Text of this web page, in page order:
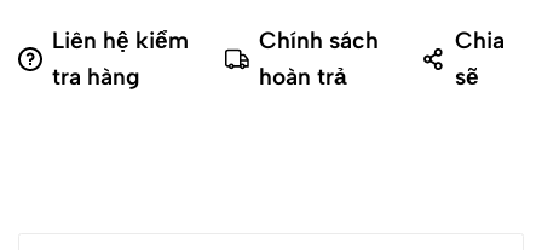
Liên hệ kiểm
tra hàng
Chính sách
hoàn trả
Chia
sẽ